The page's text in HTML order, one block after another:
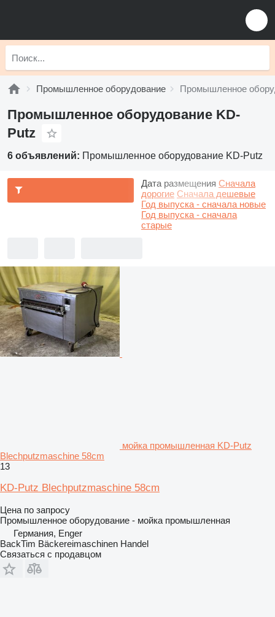
Промышленное оборудование Промышленное
Промышленное оборудование KD-
Putz
6 объявлений: Промышленное оборудование KD-Putz
Дата размещения Сначала
дорогие Сначала дешевые
Год выпуска - сначала новые
Год выпуска - сначала
старые
мойка промышленная KD-Putz
Blechputzmaschine 58cm
13
KD-Putz Blechputzmaschine 58cm
Цена по запросу
Промышленное оборудование - мойка промышленная
Германия, Enger
BackTim Bäckereimaschinen Handel
Связаться с продавцом